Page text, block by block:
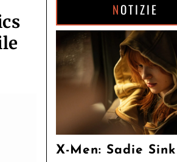
NOTIZIE
X-Men: Sadie Sink